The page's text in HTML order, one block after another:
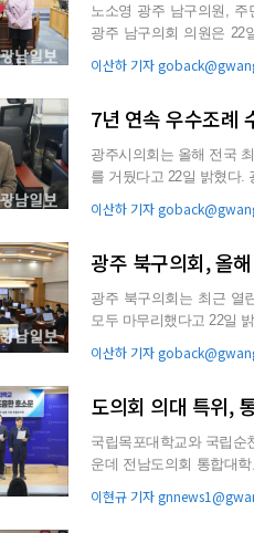
노소영 광주 남구의원, 주민복지 노력 인정받아 ‘유
광주 남구의회 의원은 22
이산하 기자
7년 연속 우수조례
광주시의회는 올해 전국
를 거뒀다고 22일 밝혔다. 광주시의회는 사상 첫 여성 의장 체제 후반기 2년 차를 맞은 2025년을 결
이산하 기자
광주 북구의회, 올
광주 북구의회는 최근 열
모두 마무리했다고 22일 밝혔다. 이번 정례회에서는 2026년도 예산안 및 기금
이산하 기자
도의회 의대 특위,
국립목포대학교와 국립순
운데 전남도의회 통합대
이현규 기자